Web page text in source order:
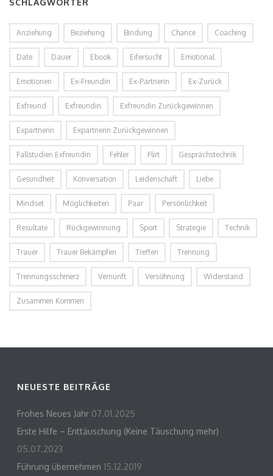
SCHLAGWÖRTER
Anziehung Beziehung Bindung Chance Coaching
Date Dauer Ebook Eifersucht Emotional
Emotionen Ex-Freundin Ex-Partnerin Ex-Zurück
Exfreund Exfreundin Exfreundin Zurückgewinnen
Expartnerin Expartnerin Zurückgewinnen
Fallstudien Exfreundin Fehler Flirt Gesprächstechnik
Gesundheit Konversation Leidenschaft Liebe
Mindset Möglichkeiten Paar Persönlichkeit
Resultate Rückgewinnung Sport Strategie Technik
Trauer Trauer Bekämpfen Treffen Trennung
Trennungsschmerz Vernunft Versöhnung Widerstand
Zusammen Kommen
NEUESTE BEITRÄGE
Frohes Neues Jahr 07.01.2025
Erste Hilfe – Enttäuschung (Keine Täuschung mehr)
05.07.2023
Führung übernehmen 15.12.2019